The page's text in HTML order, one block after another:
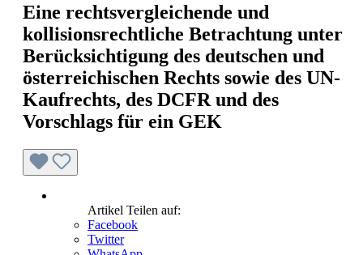
Eine rechtsvergleichende und
kollisionsrechtliche Betrachtung unter
Berücksichtigung des deutschen und
österreichischen Rechts sowie des UN-
Kaufrechts, des DCFR und des
Vorschlags für ein GEK
Artikel Teilen auf:
Facebook
Twitter